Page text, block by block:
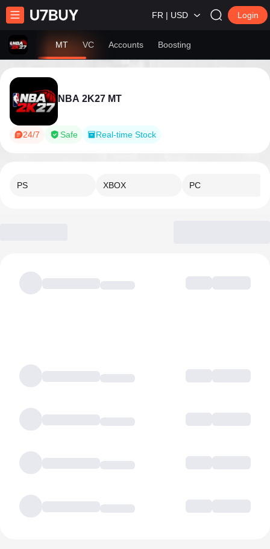
FR | USD Login
MT VC Accounts Boosting
NBA 2K27 MT
24/7 Safe Real-time Stock
PS XBOX PC